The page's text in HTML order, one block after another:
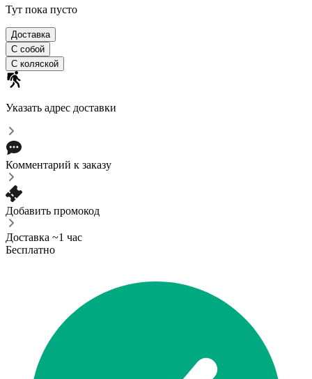
Тут пока пусто
Доставка
С собой
С коляской
Указать адрес доставки
Комментарий к заказу
Добавить промокод
Доставка ~1 час
Бесплатно